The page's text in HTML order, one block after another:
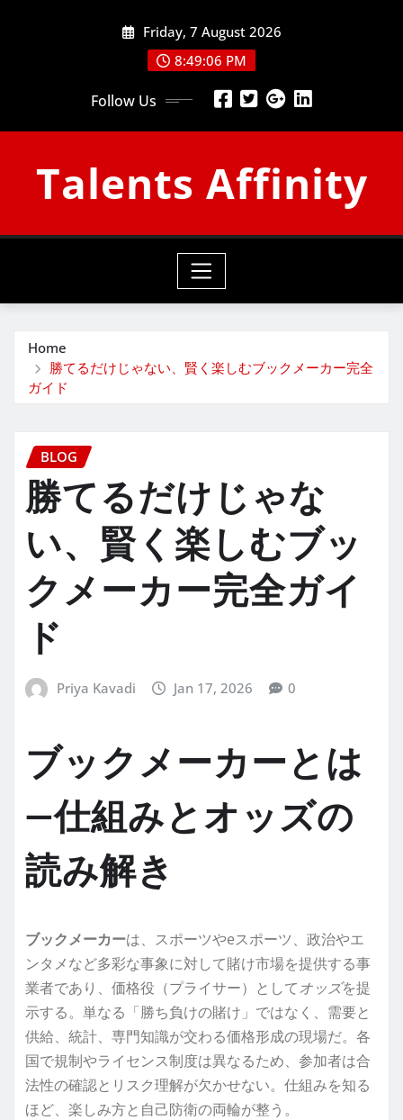
Friday, 7 August 2026
8:49:07 PM
Follow Us
Talents Affinity
Home
勝てるだけじゃない、賢く楽しむブックメーカー完全
ガイド
BLOG
勝てるだけじゃな
い、賢く楽しむブッ
クメーカー完全ガイ
ド
Priya Kavadi Jan 17, 2026 0
ブックメーカーとは
—仕組みとオッズの
読み解き
ブックメーカーは、スポーツやeスポーツ、政治やエ
ンタメなど多彩な事象に対して賭け市場を提供する事
業者であり、価格役（プライサー）としてオッズを提
示する。単なる「勝ち負けの賭け」ではなく、需要と
供給、統計、専門知識が交わる価格形成の現場だ。各
国で規制やライセンス制度は異なるため、参加者は合
法性の確認とリスク理解が欠かせない。仕組みを知る
ほど、楽しみ方と自己防衛の両輪が整う。